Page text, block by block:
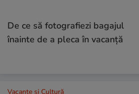
De ce să fotografiezi bagajul
înainte de a pleca în vacanță
Vacanțe și Cultură